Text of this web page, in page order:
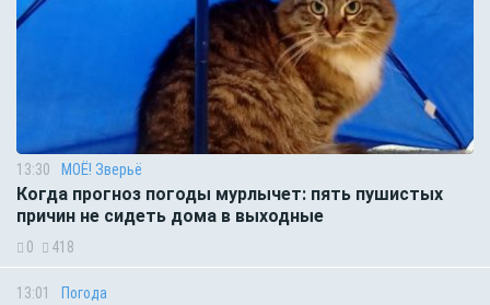
13:30 МОЁ! Зверьё
Когда прогноз погоды мурлычет: пять пушистых
причин не сидеть дома в выходные
0 418
13:01 Погода